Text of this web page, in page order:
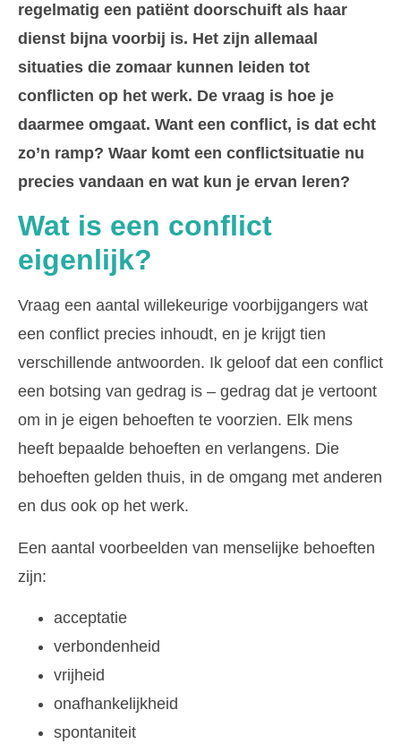
regelmatig een patiënt doorschuift als haar
dienst bijna voorbij is. Het zijn allemaal
situaties die zomaar kunnen leiden tot
conflicten op het werk. De vraag is hoe je
daarmee omgaat. Want een conflict, is dat echt
zo’n ramp? Waar komt een conflictsituatie nu
precies vandaan en wat kun je ervan leren?
Wat is een conflict
eigenlijk?
Vraag een aantal willekeurige voorbijgangers wat
een conflict precies inhoudt, en je krijgt tien
verschillende antwoorden. Ik geloof dat een conflict
een botsing van gedrag is – gedrag dat je vertoont
om in je eigen behoeften te voorzien. Elk mens
heeft bepaalde behoeften en verlangens. Die
behoeften gelden thuis, in de omgang met anderen
en dus ook op het werk.
Een aantal voorbeelden van menselijke behoeften
zijn:
acceptatie
verbondenheid
vrijheid
onafhankelijkheid
spontaniteit